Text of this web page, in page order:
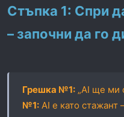
Стъпка 1: Спри
– започни да го
Грешка №1: „AI ще ми
№1: AI е като стажант